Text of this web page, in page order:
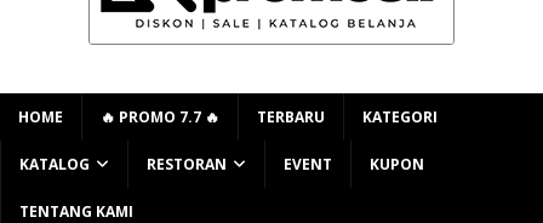
HOME 🔥 PROMO 7.7 🔥 TERBARU KATEGORI
KATALOG RESTORAN EVENT KUPON
TENTANG KAMI